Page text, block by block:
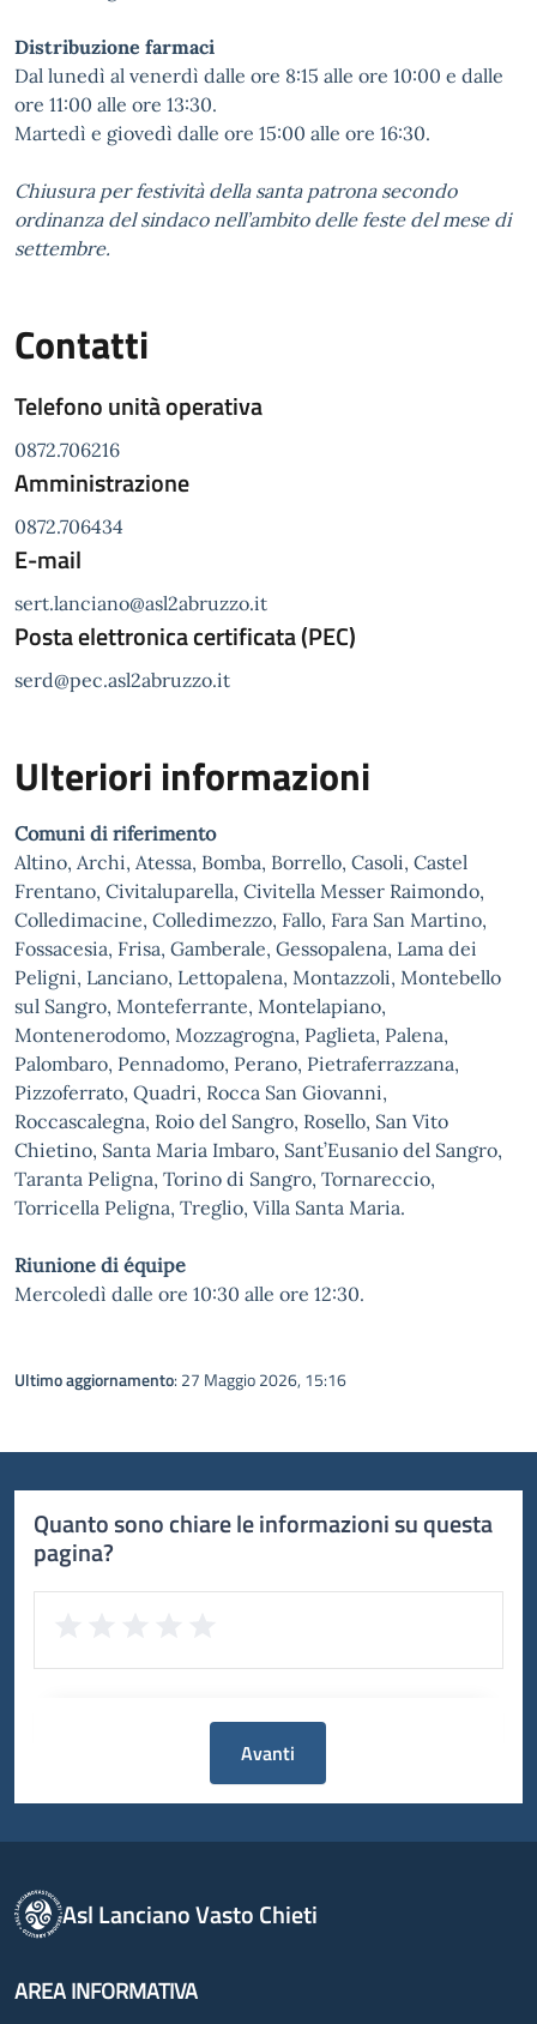
Distribuzione farmaci
Dal lunedì al venerdì dalle ore 8:15 alle ore 10:00 e dalle
ore 11:00 alle ore 13:30.
Martedì e giovedì dalle ore 15:00 alle ore 16:30.
Chiusura per festività della santa patrona secondo
ordinanza del sindaco nell’ambito delle feste del mese di
settembre.
Contatti
Telefono unità operativa
0872.706216
Amministrazione
0872.706434
E-mail
sert.lanciano@asl2abruzzo.it
Posta elettronica certificata (PEC)
serd@pec.asl2abruzzo.it
Ulteriori informazioni
Comuni di riferimento
Altino, Archi, Atessa, Bomba, Borrello, Casoli, Castel
Frentano, Civitaluparella, Civitella Messer Raimondo,
Colledimacine, Colledimezzo, Fallo, Fara San Martino,
Fossacesia, Frisa, Gamberale, Gessopalena, Lama dei
Peligni, Lanciano, Lettopalena, Montazzoli, Montebello
sul Sangro, Monteferrante, Montelapiano,
Montenerodomo, Mozzagrogna, Paglieta, Palena,
Palombaro, Pennadomo, Perano, Pietraferrazzana,
Pizzoferrato, Quadri, Rocca San Giovanni,
Roccascalegna, Roio del Sangro, Rosello, San Vito
Chietino, Santa Maria Imbaro, Sant’Eusanio del Sangro,
Taranta Peligna, Torino di Sangro, Tornareccio,
Torricella Peligna, Treglio, Villa Santa Maria.
Riunione di équipe
Mercoledì dalle ore 10:30 alle ore 12:30.
Ultimo aggiornamento: 27 Maggio 2026, 15:16
Quanto sono chiare le informazioni su questa
pagina?
Avanti
Asl Lanciano Vasto Chieti
AREA INFORMATIVA